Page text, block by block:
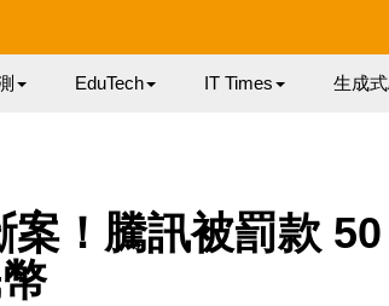
EduTech IT Times 生成
！騰訊被罰款 50